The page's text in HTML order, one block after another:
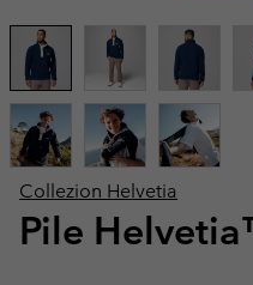
Collezion Helvetia
Pile